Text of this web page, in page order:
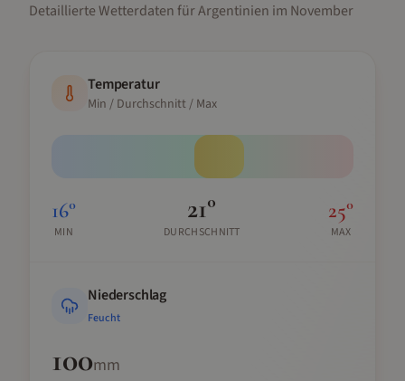
Detaillierte Wetterdaten fürArgentinien im November
Temperatur
Min / Durchschnitt / Max
16°
MIN
21°
DURCHSCHNITT
25°
MAX
Niederschlag
Feucht
100mm